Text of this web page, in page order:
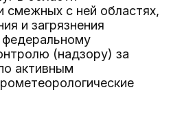
смежных с ней областях,
и загрязнения
(надзору) за
активным